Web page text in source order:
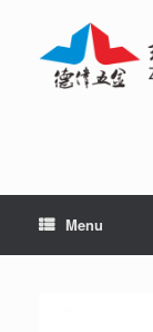
content
Menu